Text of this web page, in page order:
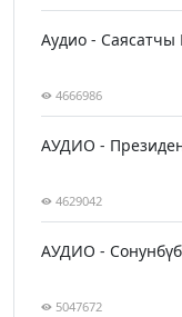
Аудио - Саясатчы
4666986
АУДИО -
4629042
АУДИО -
5047672